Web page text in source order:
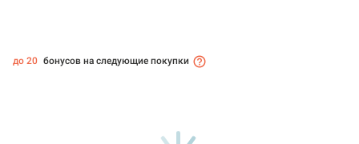
до 20 бонусов на следующие покупки